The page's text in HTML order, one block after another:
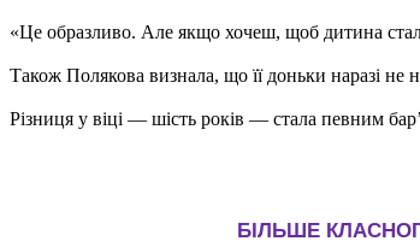
«Це образливо. Але якщо хочеш, щоб дитина
Також Полякова визнала, що її доньки наразі не
Різниця у віці — шість років — стала певним